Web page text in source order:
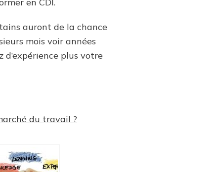
auront de la chance
mois voir années
d’expérience plus votre
du travail ?